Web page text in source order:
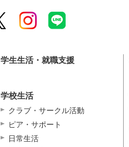
学生生活・就職支援
学校生活
クラブ・サークル活動
ピア・サポート
日常生活